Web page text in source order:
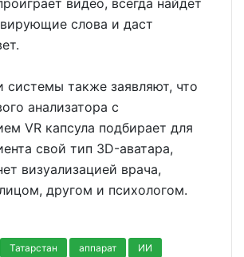
видео, всегда найдет
слова и даст
системы также заявляют, что
анализатора с
VR капсула подбирает для
свой тип 3D-аватара,
визуализацией врача,
другом и психологом.
Татарстан аппарат ИИ